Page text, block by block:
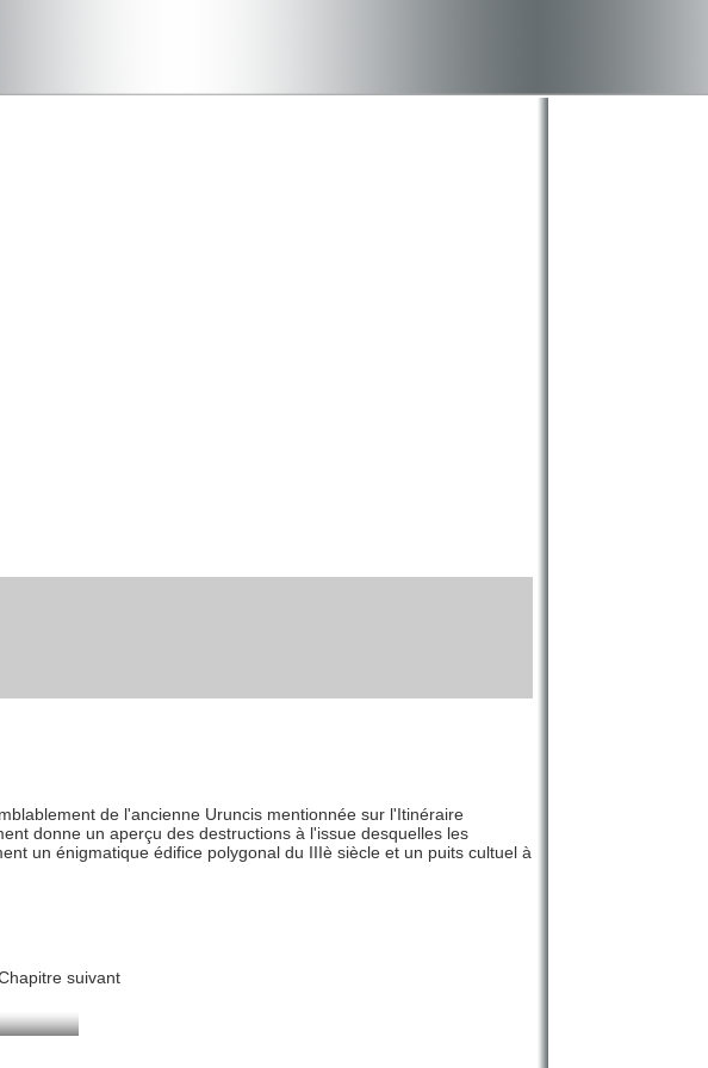
de l'ancienne Uruncis mentionnée sur l'Itinéraire
donne un aperçu des destructions à l'issue desquelles les
un énigmatique édifice polygonal du IIIè siècle et un puits cultuel à
suivant